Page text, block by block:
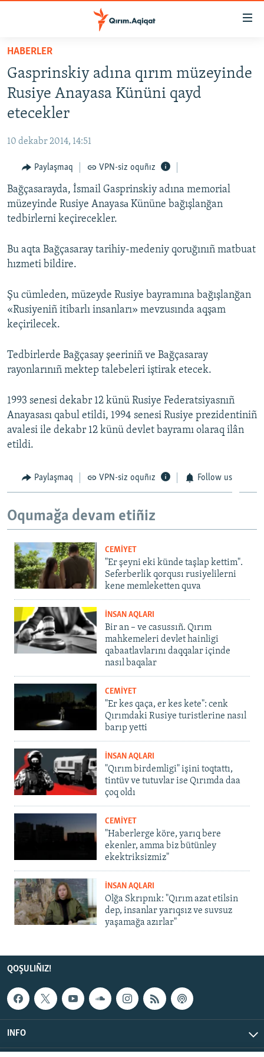
Esas
qaytmaq
Baş
navigatsiyağa
qaytmaq
Qıdıruvğa
SİYASET
İQTİSADİYAT
MEDENİYET
İNSAN AQLARI
VİDEO
SÜRET
FİKİR
Українською
RFE/RS bütün saytları
HABERLER
Gasprinskiy adına qırım müzeyinde
Rusiye Anayasa Kününi qayd
etecekler
10 dekabr 2014, 14:51
Paylaşmaq VPN-siz oquñız
Bağçasarayda, İsmail Gasprinskiy adına memorial
müzeyinde Rusiye Anayasа Kününe bağışlanğan
tedbirlerni keçirecekler.
Bu aqta Bağçasaray tarihiy-medeniy qoruğınıñ matbuat
hızmeti bildire.
Şu cümleden, müzeyde Rusiye bayramına bağışlanğan
«Rusiyeniñ itibarlı insanları» mevzusında aqşam
keçirilecek.
Tedbirlerde Bağçasay şeeriniñ ve Bağçasaray
rayonlarınıñ mektep talebeleri iştirak etecek.
1993 senesi dekabr 12 künü Rusiye Federatsiyasnıñ
Anayasası qabul etildi, 1994 senesi Rusiye prezidentiniñ
avalesi ile dekabr 12 künü devlet bayramı olaraq ilân
etildi.
Paylaşmaq VPN-siz oquñız Follow us
Oqumağa devam etiñiz
CEMİYET
"Er şeyni eki künde taşlap kettim".
Seferberlik qorqusı rusiyelilerni
kene memleketten quva
İNSAN AQLARI
Bir an – ve casussıñ. Qırım
mahkemeleri devlet hainligi
qabaatlavlarını daqqalar içinde
nasıl baqalar
CEMİYET
"Er kes qaça, er kes kete": cenk
Qırımdaki Rusiye turistlerine nasıl
barıp yetti
İNSAN AQLARI
"Qırım birdemligi" işini toqtattı,
tintüv ve tutuvlar ise Qırımda daa
çoq oldı
CEMİYET
"Haberlerge köre, yarıq bere
ekenler, amma biz bütünley
ekektriksizmiz"
İNSAN AQLARI
Olğa Skrıpnık: "Qırım azat etilsin
dep, insanlar yarıqsız ve suvsuz
yaşamağa azırlar"
QOŞULIÑIZ!
INFO